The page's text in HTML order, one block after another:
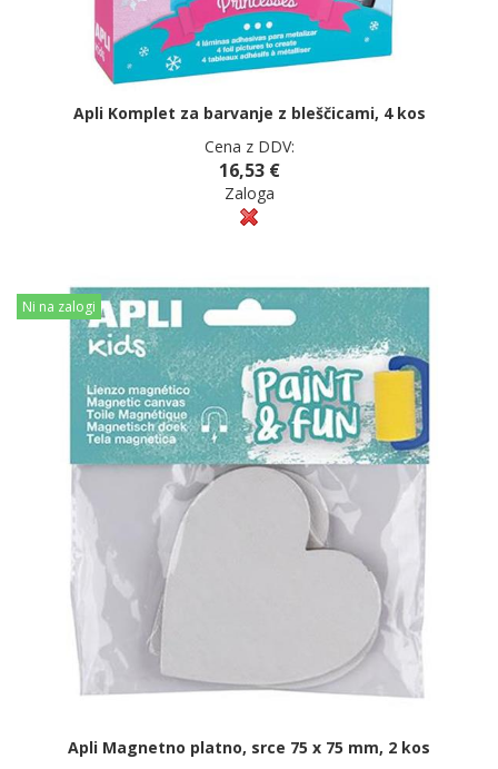
Apli Komplet za barvanje z bleščicami, 4 kos
Cena z DDV:
16,53 €
Zaloga
Ni na zalogi
Apli Magnetno platno, srce 75 x 75 mm, 2 kos